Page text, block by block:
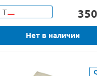
Т 350
Нет в наличии